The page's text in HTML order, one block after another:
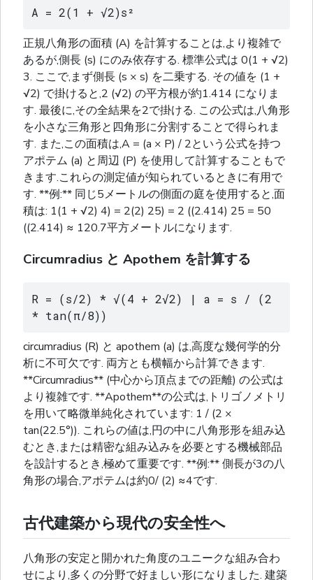
A = 2(1 + √2)s²
正規八角形の面積 (A) を計算することは,より複雑で
あるが,側長 (s) にのみ依存する. 標準公式は 0(1 + √2)
3. ここで,まず側長 (s × s) を二乗する. その値を (1 +
√2) で掛けると,2 (√2) の平方根が約1.414 になりま
す. 最後に,その全結果を2で掛ける. この公式は,八角形
を小さな三角形と四角形に分割することで得られま
す. また,この面積は,A = (a × P) / 2という公式を持つ
アポテム (a) と周辺 (P) を使用して計算することもで
きます.これらの測定値が知られているときに有用で
す. **例:** 同じ5メートルの側面の庭を使用すると,面
積は: 1(1 + √2) 4) = 2(2) 25) = 2 ((2.414) 25 = 50
((2.414) ≈ 120.7平方メートルになります.
Circumradius と Apothem を計算する
R = (s/2) * √(4 + 2√2) | a = s / (2
* tan(π/8))
circumradius (R) と apothem (a) は,高度な幾何学的分
析に不可欠です. 両方とも横幅から計算できます.
**Circumradius** (中心から頂点までの距離) の公式は
より複雑です. **Apothem**の公式は,トリゴノメトリ
を用いて略微単純化されています: 1 / (2 ×
tan(22.5°)). これらの値は,円の中に八角形形を組み込
むとき,または精密な組み込みを必要とする機械部品
を設計するとき,極めて重要です. **例:** 側長が3の八
角形の場合,アポテムは約0/ (2) ≈4です.
古代建築から現代の安全性へ
八角形の安定と開かれた角度のユニークな組み合わ
せにより,多くの分野で好ましい形になりました. 建築